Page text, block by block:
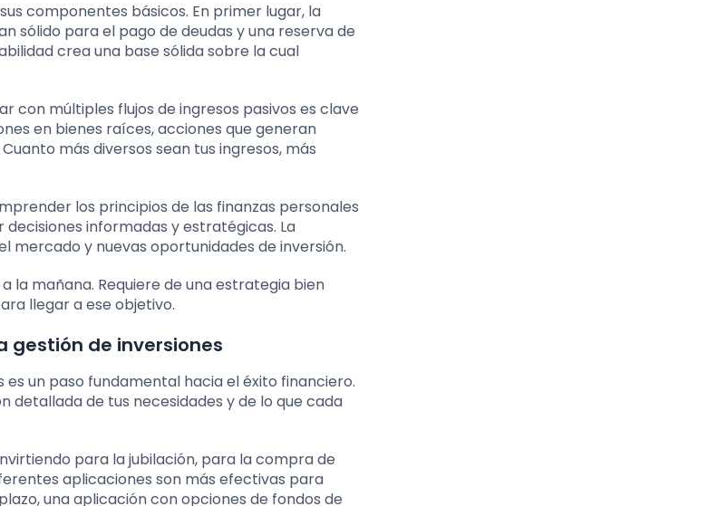
componentes básicos. En primer lugar, la
sólido para el pago de deudas y una reserva de
crea una base sólida sobre la cual
con múltiples flujos de ingresos pasivos es clave
en bienes raíces, acciones que generan
más diversos sean tus ingresos, más
los principios de las finanzas personales
informadas y estratégicas. La
mercado y nuevas oportunidades de inversión.
la mañana. Requiere de una estrategia bien
llegar a ese objetivo.
gestión de inversiones
un paso fundamental hacia el éxito financiero.
detallada de tus necesidades y de lo que cada
para la jubilación, para la compra de
aplicaciones son más efectivas para
una aplicación con opciones de fondos de